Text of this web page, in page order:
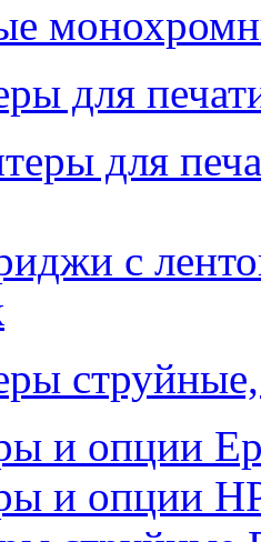
для
для
с
и опции
и опции